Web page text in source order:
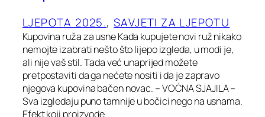
LJEPOTA 2025., SAVJETI ZA LJEPOTU
Kupovina ruža za usne Kada kupujete novi ruž nikako
nemojte izabrati nešto što lijepo izgleda, u modi je,
ali nije vaš stil. Tada već unaprijed možete
pretpostaviti da ga nećete nositi i da je zapravo
njegova kupovina bačen novac. – VOĆNA SJAJILA –
Sva izgledaju puno tamnije u bočici nego na usnama.
Efekt koji proizvode…